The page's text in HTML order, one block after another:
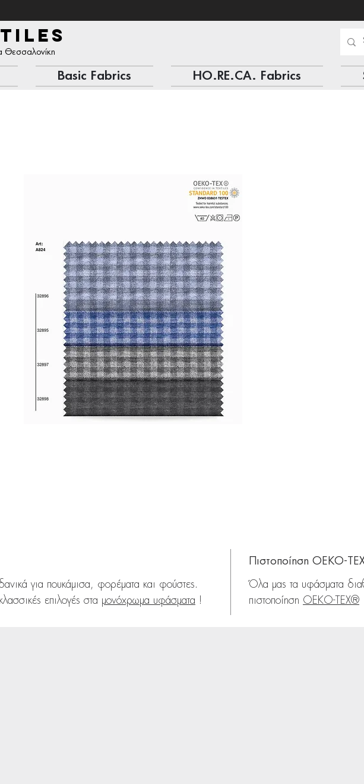
Θεσσαλονίκη
Basic Fabrics HO.RE.CA. Fabrics
για πουκάμισα, φορέματα και φούστες.
επιλογές στα μονόχρωμα υφάσματα !
Πιστοποίηση OEKO-
Όλα μας τα υφάσματα
πιστοποίηση OEKO-TEX®